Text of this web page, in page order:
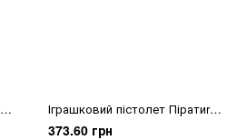
Іграшковий пістолет Super Hear мех. з м'як. набоями (6 шт.) Іграшковий пістолет Піратиr мех. з м'як. набоями (6 шт.)
373.60 грн